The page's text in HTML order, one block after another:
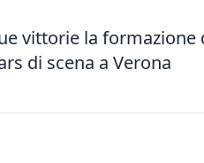
vittorie la formazione
di scena a Verona